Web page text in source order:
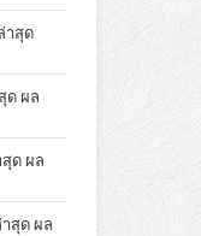
าสุด
ด ผล
ด ผล
สุด ผล